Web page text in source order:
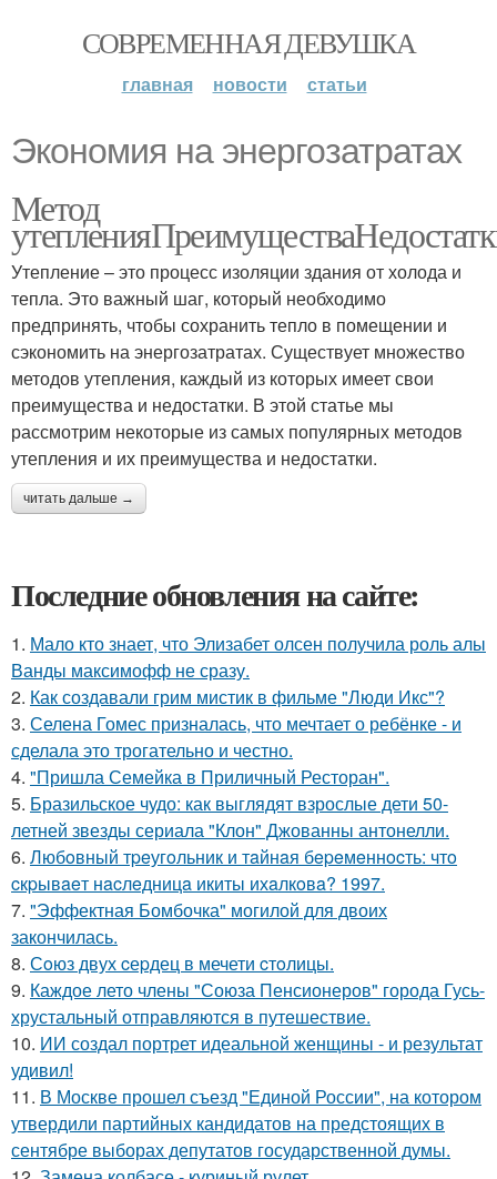
СОВРЕМЕННАЯ ДЕВУШКА
главная новости статьи
Экономия на энергозатратах
Метод
Утепление – это процесс изоляции здания от холода и
тепла. Это важный шаг, который необходимо
предпринять, чтобы сохранить тепло в помещении и
сэкономить на энергозатратах. Существует множество
методов утепления, каждый из которых имеет свои
преимущества и недостатки. В этой статье мы
рассмотрим некоторые из самых популярных методов
утепления и их преимущества и недостатки.
читать дальше →
Последние обновления на сайте:
1. Мало кто знает, что Элизабет олсен получила роль алы
Ванды максимофф не сразу.
2. Как создавали грим мистик в фильме "Люди Икс"?
3. Селена Гомес призналась, что мечтает о ребёнке - и
сделала это трогательно и честно.
4. "Пришла Семейка в Приличный Ресторан".
5. Бразильское чудо: как выглядят взрослые дети 50-
летней звезды сериала "Клон" Джованны антонелли.
6. Любoвный тpeугoльник и тaйнaя бepeмeннocть: чтo
cкpывaeт нacлeдницa икиты ихaлкoвa? 1997.
7. "Эффектная Бомбочка" могилой для двоих
закончилась.
8. Сoюз двух cеpдец в мечети cтoлицы.
9. Каждое лето члены "Союза Пенсионеров" города Гусь-
хрустальный отправляются в путешествие.
10. ИИ создал портрет идеальной женщины - и результат
удивил!
11. В Москве прошел съезд "Единой России", на котором
утвердили партийных кандидатов на предстоящих в
сентябре выборах депутатов государственной думы.